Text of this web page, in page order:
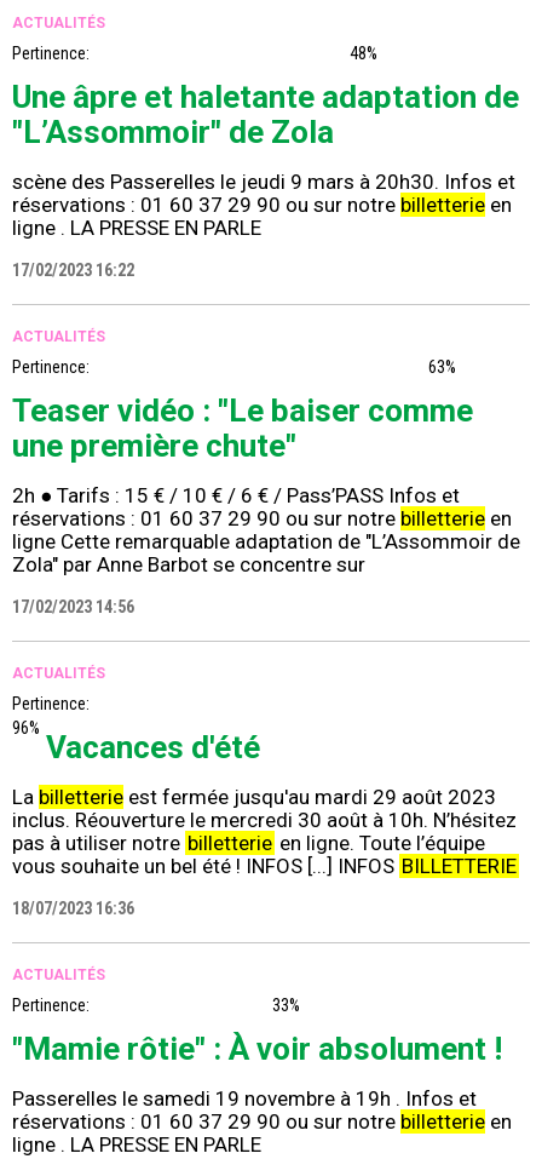
ACTUALITÉS
Pertinence: 48%
Une âpre et haletante adaptation de
"L’Assommoir" de Zola
scène des Passerelles le jeudi 9 mars à 20h30. Infos et
réservations : 01 60 37 29 90 ou sur notre billetterie en
ligne . LA PRESSE EN PARLE
17/02/2023 16:22
ACTUALITÉS
Pertinence: 63%
Teaser vidéo : "Le baiser comme
une première chute"
2h ● Tarifs : 15 € / 10 € / 6 € / Pass’PASS Infos et
réservations : 01 60 37 29 90 ou sur notre billetterie en
ligne Cette remarquable adaptation de "L’Assommoir de
Zola" par Anne Barbot se concentre sur
17/02/2023 14:56
ACTUALITÉS
Pertinence:
96%
Vacances d'été
La billetterie est fermée jusqu'au mardi 29 août 2023
inclus. Réouverture le mercredi 30 août à 10h. N’hésitez
pas à utiliser notre billetterie en ligne. Toute l’équipe
vous souhaite un bel été ! INFOS [...] INFOS BILLETTERIE
18/07/2023 16:36
ACTUALITÉS
Pertinence: 33%
"Mamie rôtie" : À voir absolument !
Passerelles le samedi 19 novembre à 19h . Infos et
réservations : 01 60 37 29 90 ou sur notre billetterie en
ligne . LA PRESSE EN PARLE